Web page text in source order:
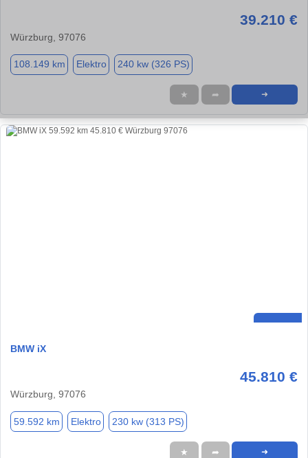
39.210 €
Würzburg, 97076
108.149 km Elektro 240 kw (326 PS)
★ ➦ ➜
BMW iX
45.810 €
Würzburg, 97076
59.592 km Elektro 230 kw (313 PS)
★ ➦ ➜